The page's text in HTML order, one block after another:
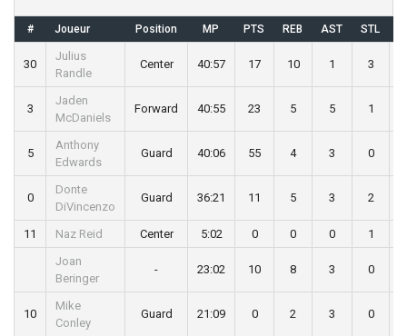
# Joueur Position MP PTS REB AST STL
30
Julius
Randle
Center 40:57 17 10 1 3
3
Jaden
McDaniels
Forward 40:55 23 5 5 1
5
Anthony
Edwards
Guard 40:06 55 4 3 0
0
Donte
DiVincenzo
Guard 36:21 11 5 3 2
11 Naz Reid Center 5:02 0 0 0 1
Joan
Beringer
- 23:02 10 8 3 0
10
Mike
Conley
Guard 21:09 0 2 3 0